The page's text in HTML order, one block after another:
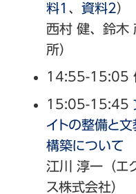
料1 、 資料2）
西村 健、鈴木
所）
14:55-15:05
15:05-15:45
イトの整備と
構築について
江川 淳一（エ
ス株式会社）